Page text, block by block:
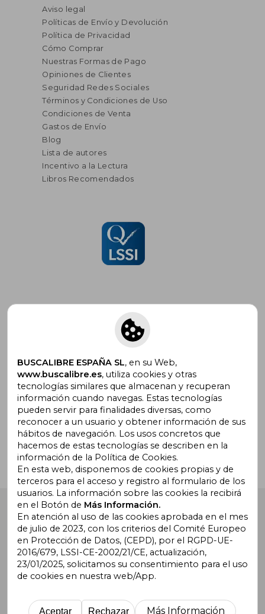
Aviso legal
Políticas de Envío y Devolución
Política de Privacidad
Cómo Comprar
Nuestras Formas de Pago
Opiniones de Clientes
Seguridad Redes Sociales
Términos y Condiciones de Uso
Condiciones de Venta
Gastos de Envío
Blog
Lista de autores
Incentivo a la Lectura
Libros Recomendados
Suscríbete para recibir ofertas y
promociones
¿Necesitas ayuda?
Ir a Centro de Soporte
Buscalibre España. Calle Energía, 65, Nave 3 (08940),
Cornellà de Llobregat, Barcelona. Derechos Reservados.
Buscalibre Argentina| Buscalibre Chile
Buscalibre Uruguay|Buscalibre México|Buscalibre
BUSCALIBRE ESPAÑA SL, en su Web,
www.buscalibre.es, utiliza cookies y otras
tecnologías similares que almacenan y recuperan
información cuando navegas. Estas tecnologías
pueden servir para finalidades diversas, como
reconocer a un usuario y obtener información de sus
hábitos de navegación. Los usos concretos que
hacemos de estas tecnologías se describen en la
información de la Política de Cookies.
En esta web, disponemos de cookies propias y de
terceros para el acceso y registro al formulario de los
usuarios. La información sobre las cookies la recibirá
en el Botón de Más Información.
En atención al uso de las cookies aprobada en el mes
de julio de 2023, con los criterios del Comité Europeo
en Protección de Datos, (CEPD), por el RGPD-UE-
2016/679, LSSI-CE-2002/21/CE, actualización,
23/01/2025, solicitamos su consentimiento para el uso
de cookies en nuestra web/App.
Aceptar Rechazar Más Información